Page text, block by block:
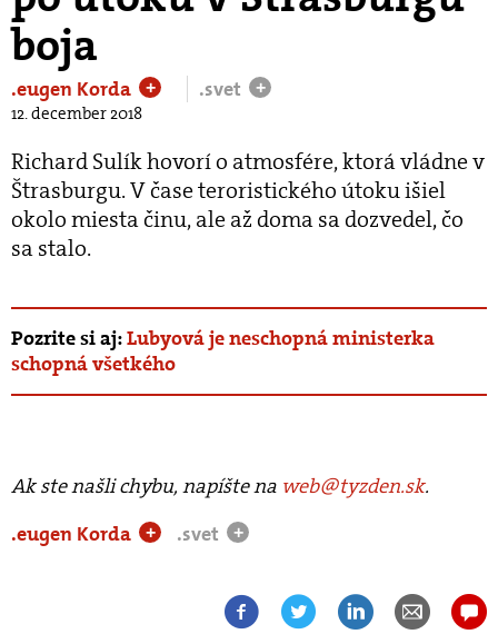
boja
.eugen Korda + .svet +
12. december 2018
Richard Sulík hovorí o atmosfére, ktorá vládne v
Štrasburgu. V čase teroristického útoku išiel
okolo miesta činu, ale až doma sa dozvedel, čo
sa stalo.
Pozrite si aj:Lubyová je neschopná ministerka
schopná všetkého
Ak ste našli chybu, napíšte na web@tyzden.sk.
.eugen Korda
+ .svet +